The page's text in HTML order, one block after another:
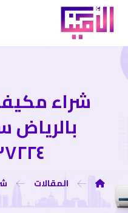
شراء
المقالات